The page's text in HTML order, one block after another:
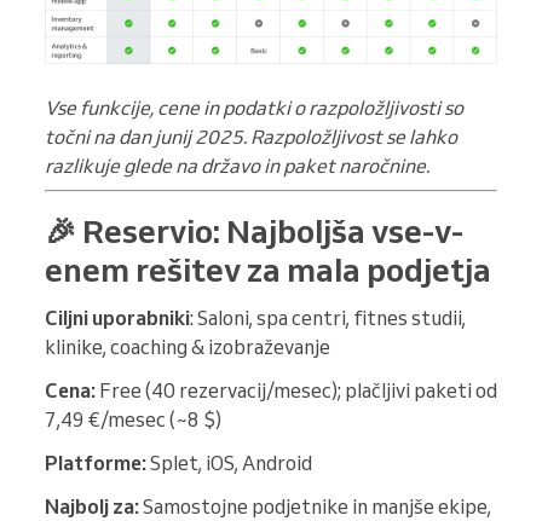
Vse funkcije, cene in podatki o razpoložljivosti so
točni na dan junij 2025. Razpoložljivost se lahko
razlikuje glede na državo in paket naročnine.
🎉 Reservio: Najboljša vse-v-
enem rešitev za mala podjetja
Ciljni uporabniki: Saloni, spa centri, fitnes studii,
klinike, coaching & izobraževanje
Cena: Free (40 rezervacij/mesec); plačljivi paketi od
7,49 €/mesec (~8 $)
Platforme:Splet, iOS, Android
Najbolj za:Samostojne podjetnike in manjše ekipe,